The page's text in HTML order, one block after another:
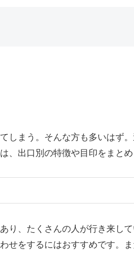
しまう。そんな方も多いはず
、出口別の特徴や目印をまとめ
り、たくさんの人が行き来し
せをするにはおすすめです。